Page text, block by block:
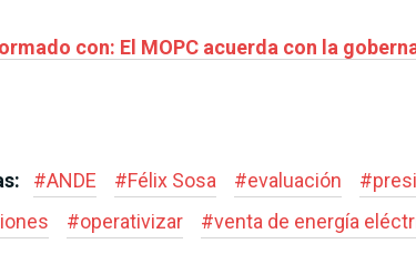
con: El MOPC acuerda con la
#ANDE #Félix Sosa #evaluación #
#operativizar #venta de energía